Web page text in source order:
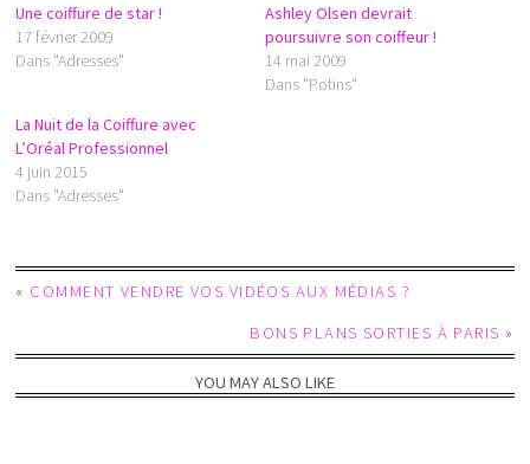
Une coiffure de star !
17 février 2009
Dans "Adresses"
Ashley Olsen devrait
poursuivre son coiffeur !
14 mai 2009
Dans "Potins"
La Nuit de la Coiffure avec
L’Oréal Professionnel
4 juin 2015
Dans "Adresses"
« COMMENT VENDRE VOS VIDÉOS AUX MÉDIAS ?
BONS PLANS SORTIES À PARIS »
YOU MAY ALSO LIKE